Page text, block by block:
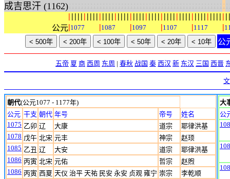
成吉思汗 (1162) :
| | | | | | | | | | | | | | | | | | | | | | | | | | | | | | | | | | | | | | | | | | | | | | | | | | | | |
公元|1077 |1087 |1097 |1107 |1117 |
公
五帝 夏 商 西周 东周 | 春秋 战国 秦 西汉 新 东汉 三国 西晋
朝代(公元1077 - 1177年)
公元 干支 朝代 年号 帝号
姓名
1075 乙卯 辽 大康 道宗
耶律洪基
1078 戊午 北宋 元丰 神宗
赵顼
1085 乙丑 辽 大安 道宗
耶律洪基
1086 丙寅 北宋 元佑 哲宗
赵煦
1086 丙寅 西夏 天仪 治平 天祐 民安 永安 贞观 雍宁 崇宗
李乾顺
大
公